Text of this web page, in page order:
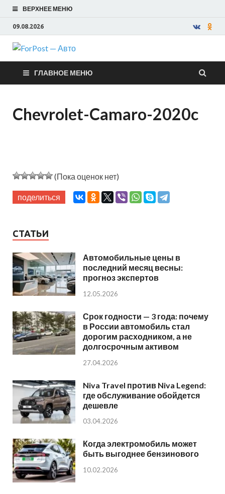
ВЕРХНЕЕ МЕНЮ
09.08.2026
ForPost —
Авто
ГЛАВНОЕ МЕНЮ
Chevrolet-Camaro-2020c
(Пока оценок нет)
поделиться
СТАТЬИ
Автомобильные цены в
последний месяц весны:
прогноз экспертов
12.05.2026
Срок годности — 3 года: почему
в России автомобиль стал
дорогим расходником, а не
долгосрочным активом
27.04.2026
Niva Travel против Niva Legend:
где обслуживание обойдется
дешевле
03.04.2026
Когда электромобиль может
быть выгоднее бензинового
10.02.2026